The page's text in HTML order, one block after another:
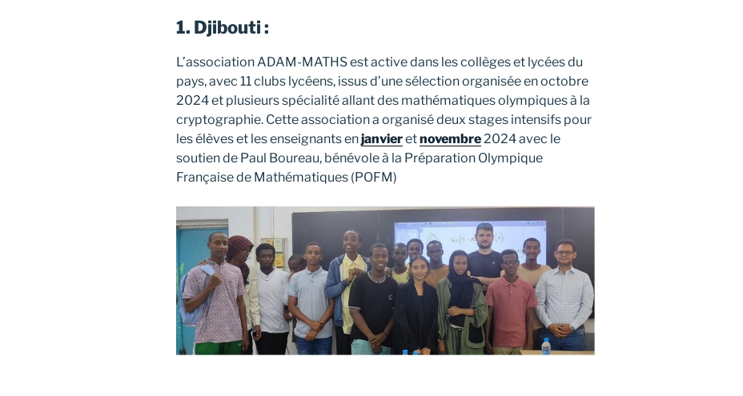
1. Djibouti :
L’association ADAM-MATHS est active dans les collèges et lycées du
pays, avec 11 clubs lycéens, issus d’une sélection organisée en octobre
2024 et plusieurs spécialité allant des mathématiques olympiques à la
cryptographie. Cette association a organisé deux stages intensifs pour
les élèves et les enseignants enjanvieretnovembre 2024 avec le
soutien de Paul Boureau, bénévole à la Préparation Olympique
Française de Mathématiques (POFM)